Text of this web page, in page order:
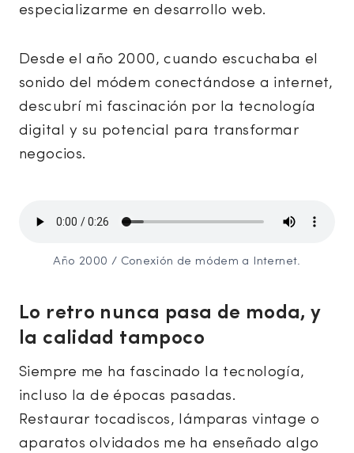
especializarme en desarrollo web.
Desde el año 2000, cuando escuchaba el
sonido del módem conectándose a internet,
descubrí mi fascinación por la tecnología
digital y su potencial para transformar
negocios.
Año 2000 / Conexión de módem a Internet.
Lo retro nunca pasa de moda, y
la calidad tampoco
Siempre me ha fascinado la tecnología,
incluso la de épocas pasadas.
Restaurar tocadiscos, lámparas vintage o
aparatos olvidados me ha enseñado algo